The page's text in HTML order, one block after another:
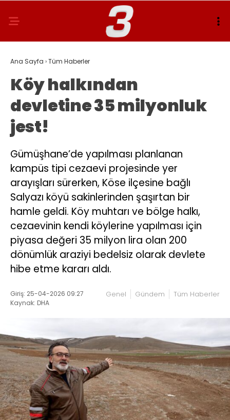
Ana Sayfa ›Tüm Haberler
Köy halkından
devletine 35 milyonluk
jest!
Gümüşhane’de yapılması planlanan
kampüs tipi cezaevi projesinde yer
arayışları sürerken, Köse ilçesine bağlı
Salyazı köyü sakinlerinden şaşırtan bir
hamle geldi. Köy muhtarı ve bölge halkı,
cezaevinin kendi köylerine yapılması için
piyasa değeri 35 milyon lira olan 200
dönümlük araziyi bedelsiz olarak devlete
hibe etme kararı aldı.
Giriş: 25-04-2026 09:27
Kaynak: DHA
Genel Gündem Tüm Haberler